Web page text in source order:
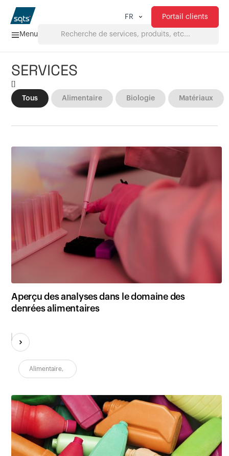
Menu
FR Portail clients
Accueil
Services
Produits
Clients
SERVICES
Tous Alimentaire Biologie Matériaux
Aperçu des analyses dans le domaine des
denrées alimentaires
Alimentaire,